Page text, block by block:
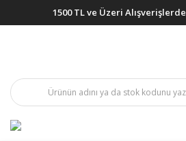
1500 TL ve Üzeri Alışverişlerde